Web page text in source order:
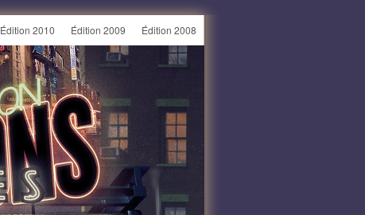
Édition 2010 Édition 2009 Édition 2008